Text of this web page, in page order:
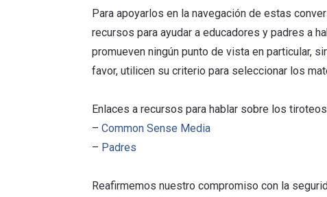
Para apoyarlos en la navegación de estas
recursos para ayudar a educadores y padres a
promueven ningún punto de vista en particular,
favor, utilicen su criterio para seleccionar los
Enlaces a recursos para hablar sobre los
–Common Sense Media
– Padres
Reafirmemos nuestro compromiso con la